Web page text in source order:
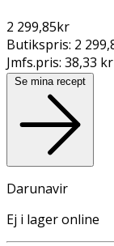
2 299,85kr
Butikspris: 2
Jmfs.pris: 38,33
Se mina recept
Darunavir
Ej i lager online